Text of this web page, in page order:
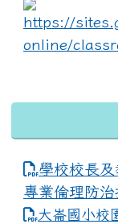
學校校長
專業倫理防治
大崙國小校